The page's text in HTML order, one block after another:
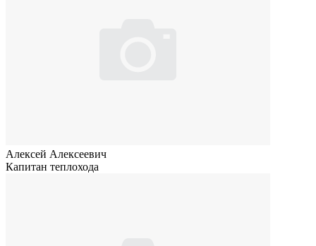
Алексей Алексеевич
Капитан теплохода